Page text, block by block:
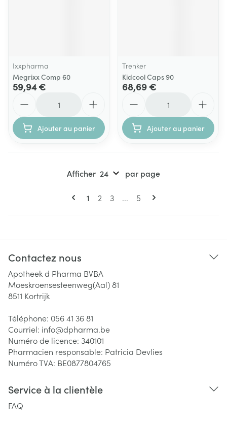
Ixxpharma
Megrixx Comp 60
59,94 €
Ajouter au panier
Trenker
Kidcool Caps 90
68,69 €
Ajouter au panier
Pages
Vous lisez actuellement la page
1 Page
2 Page
3 ... Page
5
Afficher par page
Contactez nous
Apotheek d Pharma BVBA
Moeskroensesteenweg(Aal) 81
8511 Kortrijk
Téléphone: 056 41 36 81
Courriel: info@dpharma.be
Numéro de licence: 340101
Pharmacien responsable: Patricia Devlies
Numéro TVA: BE0877804765
Service à la clientèle
FAQ